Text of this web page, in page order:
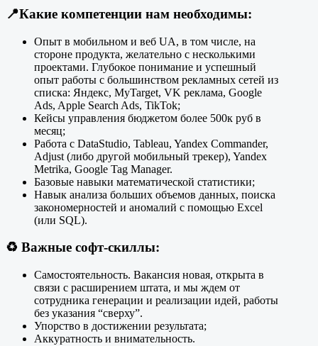
📍Какие компетенции нам необходимы:
Опыт в мобильном и веб UA, в том числе, на
стороне продукта, желательно с несколькими
проектами. Глубокое понимание и успешный
опыт работы с большинством рекламных сетей из
списка: Яндекс, MyTarget, VK реклама, Google
Ads, Apple Search Ads, TikTok;
Кейсы управления бюджетом более 500к руб в
месяц;
Работа c DataStudio, Tableau, Yandex Commander,
Adjust (либо другой мобильный трекер), Yandex
Metrika, Google Tag Manager.
Базовые навыки математической статистики;
Навык анализа больших объемов данных, поиска
закономерностей и аномалий с помощью Excel
(или SQL).
♻️ Важные софт-скиллы:
Самостоятельность. Вакансия новая, открыта в
связи с расширением штата, и мы ждем от
сотрудника генерации и реализации идей, работы
без указания “сверху”.
Упорство в достижении результата;
Аккуратность и внимательность.